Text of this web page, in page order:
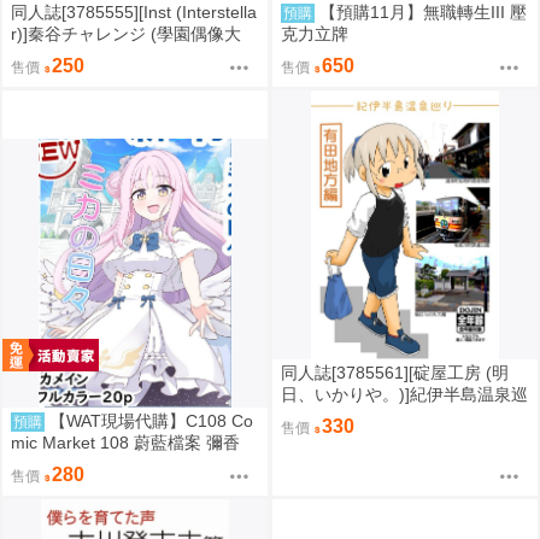
同人誌[3785555][Inst (Interstella
r)]秦谷チャレンジ (學園偶像大
售價 250
預購
【預購11月】無職轉生III 壓
克力立牌
售價 650
預購
【WAT現場代購】C108 Co
mic Market 108 蔚藍檔案 彌香
ミカの日々 Kei ぶるーあんさん
ぶるーケイもいっしょです!
售價 280
同人誌[3785561][碇屋工房 (明
日、いかりや。)]紀伊半島温泉巡
り 有田地方編 (其他)
售價 330